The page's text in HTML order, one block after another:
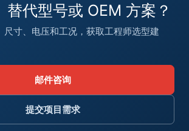
替代型号或 OEM 方案？
尺寸、电压和工况，获取工程师选型建
邮件咨询
提交项目需求